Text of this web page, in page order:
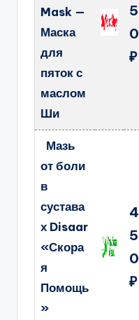
Mask —
Маска
для
пяток с
маслом
Ши
5
0
₽
Мазь
от боли
в
сустава
х Disaar
«Скора
я
Помощь
»
4
5
0
₽